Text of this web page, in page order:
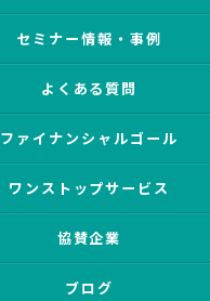
セミナー情報・事例
よくある質問
ファイナンシャルゴール
ワンストップサービス
協賛企業
ブログ